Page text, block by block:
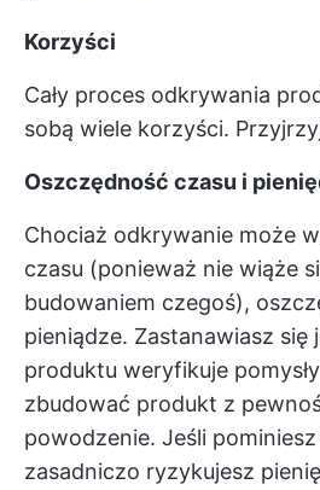
Korzyści
Cały proces odkrywania
sobą wiele korzyści.
Oszczędność czasu i
Chociaż odkrywanie może
czasu (ponieważ nie wiąże
budowaniem czegoś),
pieniądze. Zastanawiasz się
produktu weryfikuje
zbudować produkt z
powodzenie. Jeśli
zasadniczo ryzykujesz